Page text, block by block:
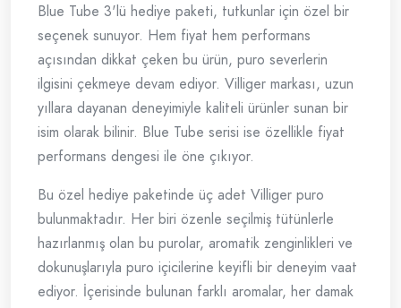
Blue Tube 3'lü hediye paketi, tutkunlar için özel bir
seçenek sunuyor. Hem fiyat hem performans
açısından dikkat çeken bu ürün, puro severlerin
ilgisini çekmeye devam ediyor. Villiger markası, uzun
yıllara dayanan deneyimiyle kaliteli ürünler sunan bir
isim olarak bilinir. Blue Tube serisi ise özellikle fiyat
performans dengesi ile öne çıkıyor.
Bu özel hediye paketinde üç adet Villiger puro
bulunmaktadır. Her biri özenle seçilmiş tütünlerle
hazırlanmış olan bu purolar, aromatik zenginlikleri ve
dokunuşlarıyla puro içicilerine keyifli bir deneyim vaat
ediyor. İçerisinde bulunan farklı aromalar, her damak